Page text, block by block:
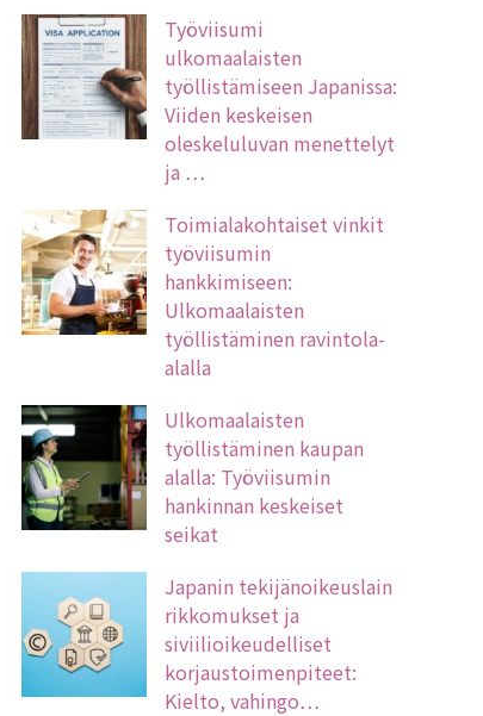
Työviisumi
ulkomaalaisten
työllistämiseen Japanissa:
Viiden keskeisen
oleskeluluvan menettelyt
ja …
Toimialakohtaiset vinkit
työviisumin
hankkimiseen:
Ulkomaalaisten
työllistäminen ravintola-
alalla
Ulkomaalaisten
työllistäminen kaupan
alalla: Työviisumin
hankinnan keskeiset
seikat
Japanin tekijänoikeuslain
rikkomukset ja
siviilioikeudelliset
korjaustoimenpiteet:
Kielto, vahingo…